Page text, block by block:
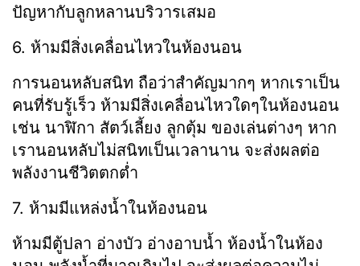
ปัญหากับลูกหลานบริวารเสมอ
6. ห้ามมีสิ่งเคลื่อนไหวในห้องนอน
การนอนหลับสนิท ถือว่าสำคัญมากๆ หากเราเป็น
คนที่รับรู้เร็ว ห้ามมีสิ่งเคลื่อนไหวใดๆในห้องนอน
เช่น นาฬิกา สัตว์เลี้ยง ลูกตุ้ม ของเล่นต่างๆ หาก
เรานอนหลับไม่สนิทเป็นเวลานาน จะส่งผลต่อ
พลังงานชีวิตตกต่ำ
7. ห้ามมีแหล่งน้ำในห้องนอน
ห้ามมีตู้ปลา อ่างบัว อ่างอาบน้ำ ห้องน้ำในห้อง